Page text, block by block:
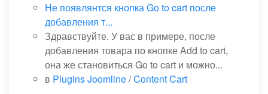
Не появлянтся кнопка Go to cart после
добавления т...
Здравствуйте. У вас в примере, после
добавления товара по кнопке Add to cart,
она же становиться Go to cart и можно...
в Plugins Joomline/Content Cart